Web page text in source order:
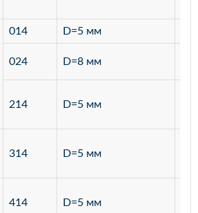
014 D=5 мм
024 D=8 мм
214 D=5 мм
314 D=5 мм
414 D=5 мм